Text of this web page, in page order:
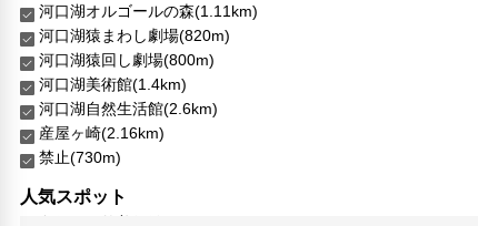
河口湖オルゴールの森(1.11km)
河口湖猿まわし劇場(820m)
河口湖猿回し劇場(800m)
河口湖美術館(1.4km)
河口湖自然生活館(2.6km)
産屋ヶ崎(2.16km)
禁止(730m)
人気スポット